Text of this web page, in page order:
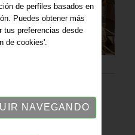
de perfiles basados en
Puedes obtener más
tus preferencias desde
de cookies'.
NAVEGANDO